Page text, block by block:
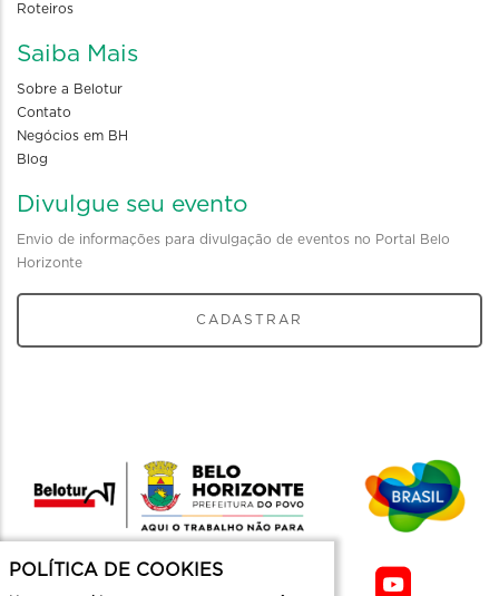
Roteiros
Saiba Mais
Sobre a Belotur
Contato
Negócios em BH
Blog
Divulgue seu evento
Envio de informações para divulgação de eventos no Portal Belo
Horizonte
CADASTRAR
POLÍTICA DE COOKIES